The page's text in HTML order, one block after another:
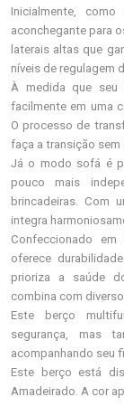
Inicialmente,
aconchegante para
laterais altas que
níveis de regulagem
À medida que seu
facilmente em uma
O processo de
faça a transição
Já o modo sofá é
pouco mais
brincadeiras. Com
integra
Confeccionado
oferece
prioriza a saúde
combina com
Este berço
segurança, mas
acompanhando seu
Este berço está
Amadeirado. A cor